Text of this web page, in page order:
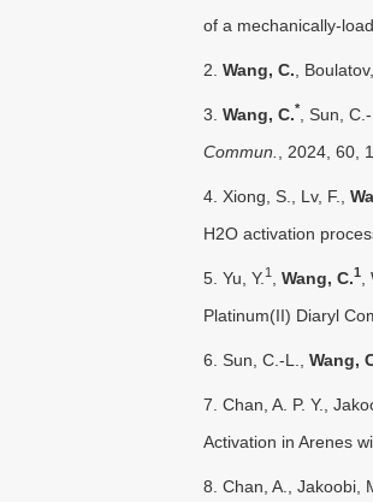
of a mechanically-
2.Wang, C. ,
3.Wang, C.*
, Sun,
Commun.
, 2024, 60,
4. Xiong, S., Lv, F.,
H2O activation
5.Yu, Y.1 ,Wang, C.1
Platinum(II) Diaryl
6. Sun, C.-L.,Wang,
7.Chan, A. P. Y.,
Activation in Arenes
8.Chan, A., Jakoobi,